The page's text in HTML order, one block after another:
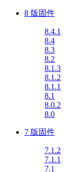
8 版固件
8.4.1
8.4
8.3
8.2
8.1.3
8.1.2
8.1.1
8.1
8.0.2
8.0
7 版固件
7.1.2
7.1.1
7.1